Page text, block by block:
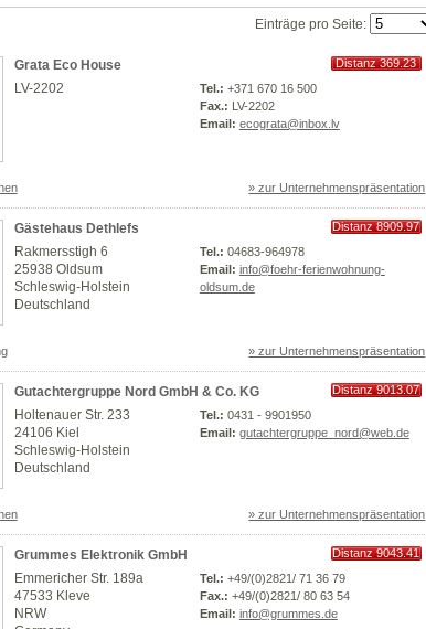
Einträge pro Seite:
Grata Eco House
Distanz 369.23
LV-2202 Tel.: +371 670 16 500
Fax.: LV-2202
Email: ecograta@inbox.lv
» zur Unternehmenspräsentation
Gästehaus Dethlefs
Distanz 8909.97
Rakmersstigh 6
25938 Oldsum
Schleswig-Holstein
Deutschland
Tel.: 04683-964978
Email: info@foehr-ferienwohnung-
oldsum.de
» zur Unternehmenspräsentation
Gutachtergruppe Nord GmbH & Co. KG
Distanz 9013.07
Holtenauer Str. 233
24106 Kiel
Schleswig-Holstein
Deutschland
Tel.: 0431 - 9901950
Email: gutachtergruppe_nord@web.de
» zur Unternehmenspräsentation
Grummes Elektronik GmbH
Distanz 9043.41
Emmericher Str. 189a
47533 Kleve
NRW
Tel.: +49/(0)2821/ 71 36 79
Fax.: +49/(0)2821/ 80 63 54
Email: info@grummes.de